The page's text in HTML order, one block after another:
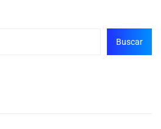
Buscar